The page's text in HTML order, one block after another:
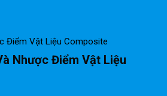
Điểm Vật Liệu Composite
Nhược Điểm Vật Liệu